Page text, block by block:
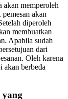
akan memperoleh
, pemesan akan
diperoleh
membuatkan
Apabila sudah
dari
Oleh karena
akan berbeda
yang